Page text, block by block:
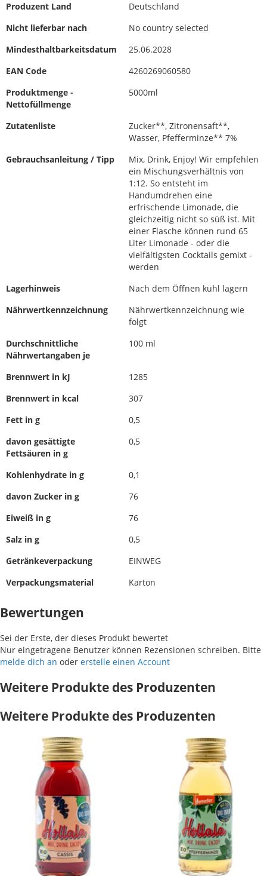
Produzent Land
Deutschland
Nicht lieferbar nach
No country selected
Mindesthaltbarkeitsdatum
25.06.2028
EAN Code
4260269060580
Produktmenge -
Nettofüllmenge
5000ml
Zutatenliste
Zucker**, Zitronensaft**,
Wasser, Pfefferminze** 7%
Gebrauchsanleitung / Tipp
Mix, Drink, Enjoy! Wir empfehlen
ein Mischungsverhältnis von
1:12. So entsteht im
Handumdrehen eine
erfrischende Limonade, die
gleichzeitig nicht so süß ist. Mit
einer Flasche können rund 65
Liter Limonade - oder die
vielfältigsten Cocktails gemixt -
werden
Lagerhinweis
Nach dem Öffnen kühl lagern
Nährwertkennzeichnung
Nährwertkennzeichnung wie
folgt
Durchschnittliche
Nährwertangaben je
100 ml
Brennwert in kJ
1285
Brennwert in kcal
307
Fett in g
0,5
davon gesättigte
Fettsäuren in g
0,5
Kohlenhydrate in g
0,1
davon Zucker in g
76
Eiweiß in g
76
Salz in g
0,5
Getränkeverpackung
EINWEG
Verpackungsmaterial
Karton
Bewertungen
Sei der Erste, der dieses Produkt bewertet
Nur eingetragene Benutzer können Rezensionen schreiben. Bitte
melde dich an oder erstelle einen Account
Weitere Produkte des Produzenten
Weitere Produkte des Produzenten